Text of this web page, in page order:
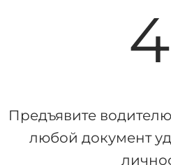
Предъявите
любой документ